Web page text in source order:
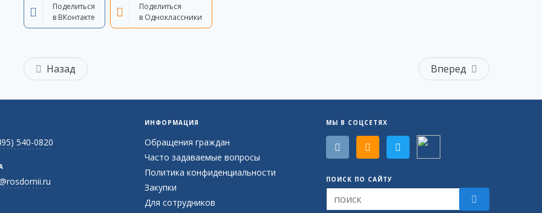
Поделиться
в ВКонтакте
Поделиться
в Одноклассники
Назад Вперед
540-0820
ИНФОРМАЦИЯ
Обращения граждан
Часто задаваемые вопросы
Политика конфиденциальности
Закупки
Для сотрудников
МЫ В СОЦСЕТЯХ
ПОИСК ПО САЙТУ